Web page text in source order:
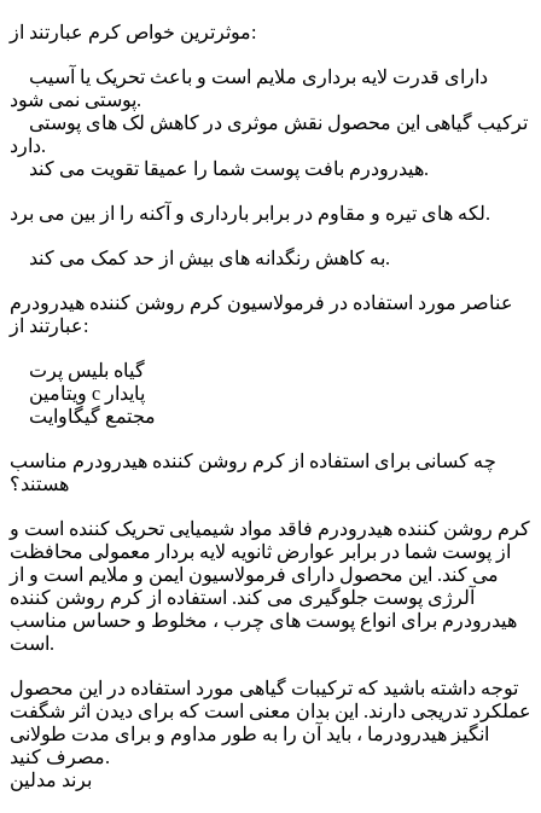
موثرترین خواص کرم عبارتند از:
پوستی نمی شود.
دارد.
هیدرودرم بافت پوست شما را عمیقا تقویت می کند.
لکه های تیره و مقاوم در برابر بارداری و آکنه را از بین می برد.
به کاهش رنگدانه های بیش از حد کمک می کند.
عناصر مورد استفاده در فرمولاسیون کرم روشن کننده هیدرودرم
عبارتند از:
گیاه بلیس پرت
ویتامین c پایدار
مجتمع گیگاوایت
چه کسانی برای استفاده از کرم روشن کننده هیدرودرم مناسب
هستند؟
کرم روشن کننده هیدرودرم فاقد مواد شیمیایی تحریک کننده است و
از پوست شما در برابر عوارض ثانویه لایه بردار معمولی محافظت
می کند. این محصول دارای فرمولاسیون ایمن و ملایم است و از
آلرژی پوست جلوگیری می کند. استفاده از کرم روشن کننده
هیدرودرم برای انواع پوست های چرب ، مخلوط و حساس مناسب
است.
توجه داشته باشید که ترکیبات گیاهی مورد استفاده در این محصول
عملکرد تدریجی دارند. این بدان معنی است که برای دیدن اثر شگفت
انگیز هیدرودرما ، باید آن را به طور مداوم و برای مدت طولانی
مصرف کنید.
برند مدلین